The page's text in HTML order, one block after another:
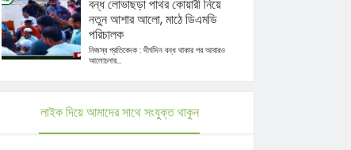
বন্ধ লোভাছড়া পাথর কোয়ারী নিয়ে
নতুন আশার আলো, মাঠে ডিএমডি
পরিচালক
নিজস্ব প্রতিবেদক : দীর্ঘদিন বন্ধ থাকার পর আবারও
আলোচনার...
লাইক দিয়ে আমাদের সাথে সংযুক্ত থাকুন